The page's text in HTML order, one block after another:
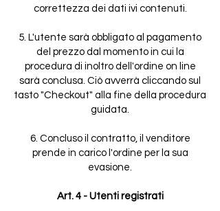
correttezza dei dati ivi contenuti.
5. L'utente sarà obbligato al pagamento
del prezzo dal momento in cui la
procedura di inoltro dell'ordine on line
sarà conclusa. Ciò avverrà cliccando sul
tasto "Checkout" alla fine della procedura
guidata.
6. Concluso il contratto, il venditore
prende in carico l'ordine per la sua
evasione.
Art. 4 - Utenti registrati